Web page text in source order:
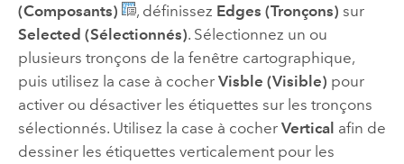
(Composants)
, définissez Edges (Tronçons) sur
Selected (Sélectionnés). Sélectionnez un ou
plusieurs tronçons de la fenêtre cartographique,
puis utilisez la case à cocher Visble (Visible) pour
activer ou désactiver les étiquettes sur les tronçons
sélectionnés. Utilisez la case à cocher Vertical afin de
dessiner les étiquettes verticalement pour les